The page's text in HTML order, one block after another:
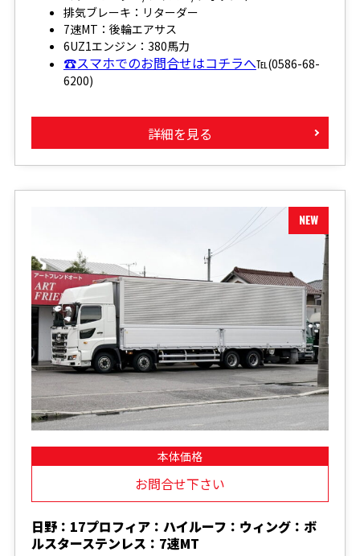
排気ブレーキ：リターダー
7速MT：後輪エアサス
6UZ1エンジン：380馬力
☎スマホでのお問合せはコチラへ℡(0586-68-
6200)
詳細を見る
本体価格
お問合せ下さい
日野：17プロフィア：ハイルーフ：ウィング：ボ
ルスターステンレス：7速MT